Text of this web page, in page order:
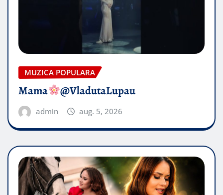
MUZICA POPULARA
Mama @VladutaLupau
admin aug. 5, 2026